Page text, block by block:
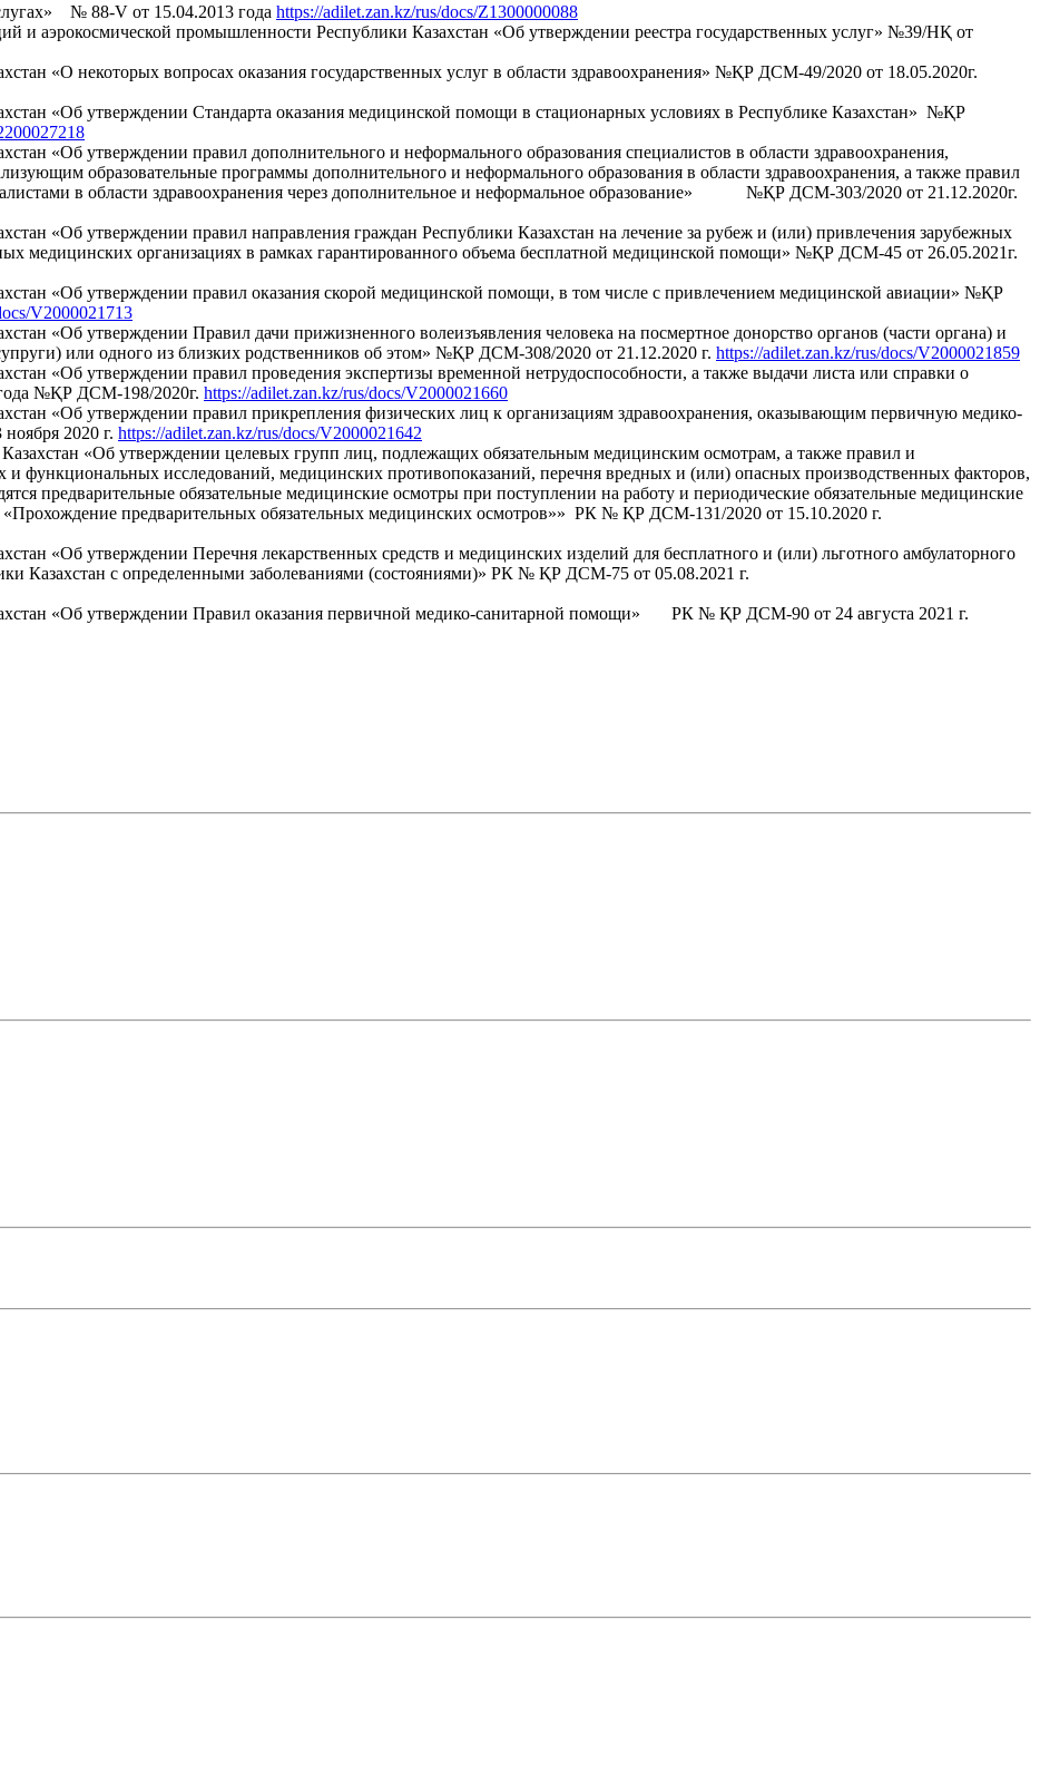
№ 88-V от 15.04.2013 года https://adilet.zan.kz/rus/docs/Z1300000088
и аэрокосмической промышленности Республики Казахстан «Об утверждении реестра государственных услуг» №39/НҚ от
«О некоторых вопросах оказания государственных услуг в области здравоохранения» №ҚР ДСМ-49/2020 от 18.05.2020г.
«Об утверждении Стандарта оказания медицинской помощи в стационарных условиях в Республике Казахстан» №ҚР
«Об утверждении правил дополнительного и неформального образования специалистов в области здравоохранения,
образовательные программы дополнительного и неформального образования в области здравоохранения, а также правил
в области здравоохранения через дополнительное и неформальное образование» №ҚР ДСМ-303/2020 от 21.12.2020г.
«Об утверждении правил направления граждан Республики Казахстан на лечение за рубеж и (или) привлечения зарубежных
медицинских организациях в рамках гарантированного объема бесплатной медицинской помощи» №ҚР ДСМ-45 от 26.05.2021г.
«Об утверждении правил оказания скорой медицинской помощи, в том числе с привлечением медицинской авиации» №ҚР
V2000021713
«Об утверждении Правил дачи прижизненного волеизъявления человека на посмертное донорство органов (части органа) и
или одного из близких родственников об этом» №ҚР ДСМ-308/2020 от 21.12.2020 г. https://adilet.zan.kz/rus/docs/V2000021859
«Об утверждении правил проведения экспертизы временной нетрудоспособности, а также выдачи листа или справки о
года №ҚР ДСМ-198/2020г. https://adilet.zan.kz/rus/docs/V2000021660
«Об утверждении правил прикрепления физических лиц к организациям здравоохранения, оказывающим первичную медико-
2020 г. https://adilet.zan.kz/rus/docs/V2000021642
«Об утверждении целевых групп лиц, подлежащих обязательным медицинским осмотрам, а также правил и
и функциональных исследований, медицинских противопоказаний, перечня вредных и (или) опасных производственных факторов,
предварительные обязательные медицинские осмотры при поступлении на работу и периодические обязательные медицинские
«Прохождение предварительных обязательных медицинских осмотров»» РК № ҚР ДСМ-131/2020 от 15.10.2020 г.
«Об утверждении Перечня лекарственных средств и медицинских изделий для бесплатного и (или) льготного амбулаторного
Казахстан с определенными заболеваниями (состояниями)» РК № ҚР ДСМ-75 от 05.08.2021 г.
«Об утверждении Правил оказания первичной медико-санитарной помощи» РК № ҚР ДСМ-90 от 24 августа 2021 г.